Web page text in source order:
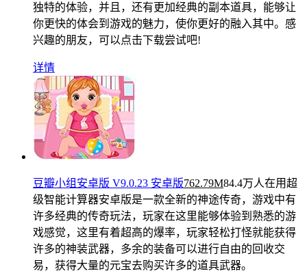
独特的体验，并且，还有更加经典的副本道具，能够让
你更快的体会到游戏的魅力，使你更好的融入其中。感
兴趣的朋友，可以点击下载尝试吧!
详情
豆瓣小组安卓版 V9.0.23 安卓版762.79M84.4万人在用超
级智能计算器安卓版是一款全新的神途传奇，游戏中有
许多经典的传奇玩法，玩家在这里能够体验到熟悉的游
戏感觉，这里有着超高的爆率，玩家轻松打怪就能获得
许多的神装武器，多余的装备可以进行自由的回收交
易，获得大量的元宝去购买许多的道具武器。